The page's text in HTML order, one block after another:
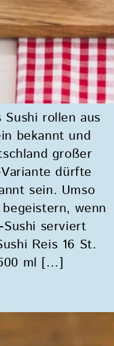
rollen aus
bekannt und
großer
dürfte
sein. Umso
wenn
serviert
Reis 16 St.
ml […]